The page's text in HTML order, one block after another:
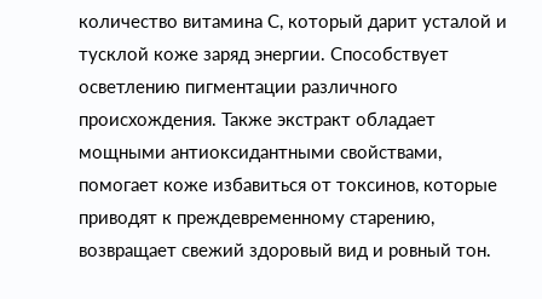
количество витамина C, который дарит усталой и
тусклой коже заряд энергии. Способствует
осветлению пигментации различного
происхождения. Также экстракт обладает
мощными антиоксидантными свойствами,
помогает коже избавиться от токсинов, которые
приводят к преждевременному старению,
возвращает свежий здоровый вид и ровный тон.